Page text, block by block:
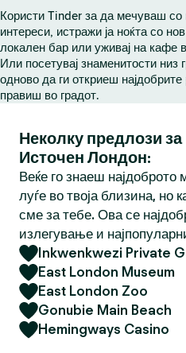
Користи Tinder за да мечуваш со
интереси, истражи ја ноќта со
локален бар или уживај на кафе
Или посетувај знаменитости низ
одново да ги откриеш
правиш во градот.
Неколку предлози
Источен Лондон:
Веќе го знаеш најдоброто
луѓе во твоја близина, но
сме за тебе. Ова се
излегување и
Inkwenkwezi Private
East London Museum
East London Zoo
Gonubie Main Beach
Hemingways Casino